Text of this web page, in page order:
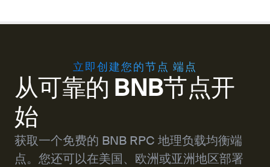
立即创建您的节点 端点
从可靠的 BNB节点开
始
获取一个免费的 BNB RPC 地理负载均衡端
点。您还可以在美国、欧洲或亚洲地区部署